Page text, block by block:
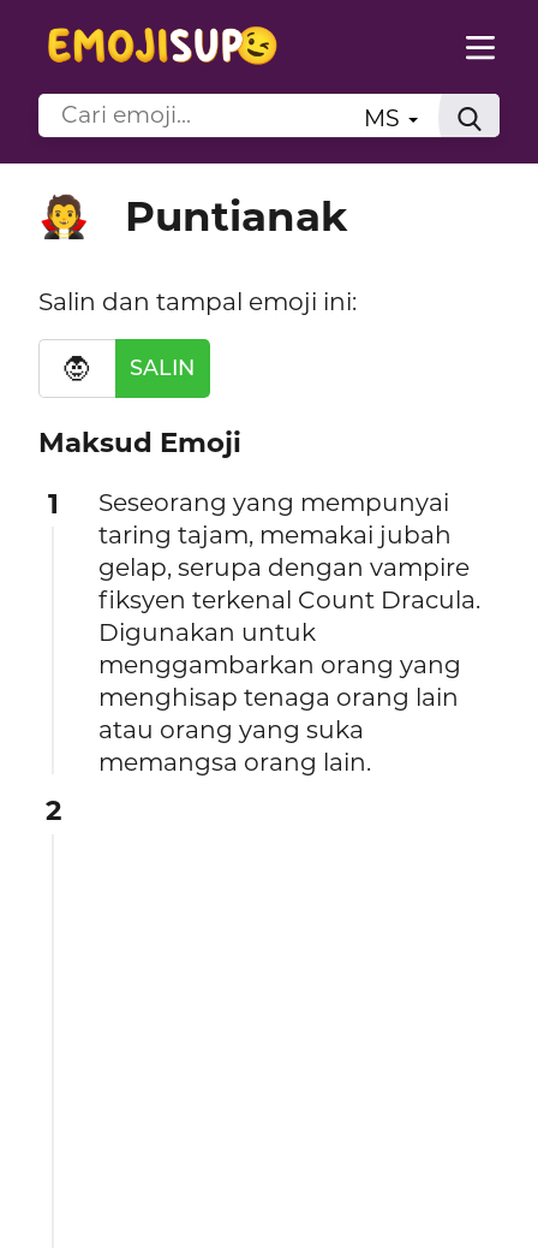
MS
🧛 Puntianak
Salin dan tampal emoji ini:
🧛 SALIN
Maksud Emoji
1
Seseorang yang mempunyai
taring tajam, memakai jubah
gelap, serupa dengan vampire
fiksyen terkenal Count Dracula.
Digunakan untuk
menggambarkan orang yang
menghisap tenaga orang lain
atau orang yang suka
memangsa orang lain.
2